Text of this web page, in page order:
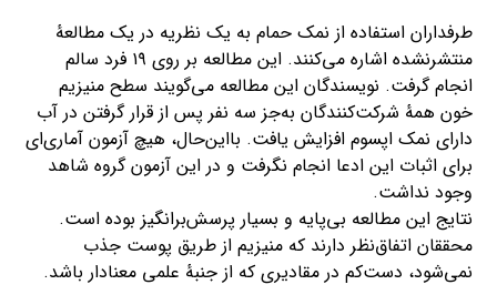
طرفداران استفاده از نمک حمام به یک نظریه در یک مطالعهٔ
منتشرنشده اشاره می‌کنند. این مطالعه بر روی ۱۹ فرد سالم
انجام گرفت. نویسندگان این مطالعه می‌گویند سطح منیزیم
خون همهٔ شرکت‌کنندگان به‌جز سه نفر پس از قرار گرفتن در آب
دارای نمک اپسوم افزایش یافت. بااین‌حال، هیچ آزمون آماری‌ای
برای اثبات این ادعا انجام نگرفت و در این آزمون گروه شاهد
وجود نداشت.
نتایج این مطالعه بی‌پایه و بسیار پرسش‌برانگیز بوده است.
محققان اتفاق‌نظر دارند که منیزیم از طریق پوست جذب
نمی‌شود، دست‌کم در مقادیری که از جنبهٔ علمی معنادار باشد.